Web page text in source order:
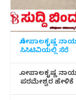
ಗೋಪಾಲಕೃಷ್ಣ
ಸಿಸಿಟಿವಿಯಲ್ಲಿ ಸೆರೆ
ಗೋಪಾಲಕೃಷ್ಣ
ಪರಮೇಶ್ವರ ಹೇಳಿಕೆ